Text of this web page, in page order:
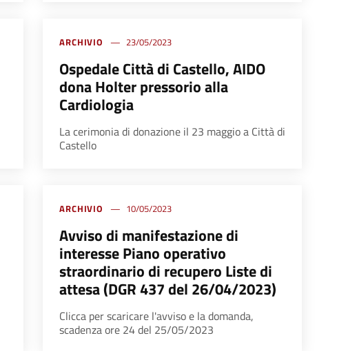
ARCHIVIO 23/05/2023
Ospedale Città di Castello, AIDO
dona Holter pressorio alla
Cardiologia
La cerimonia di donazione il 23 maggio a Città di
Castello
ARCHIVIO 10/05/2023
Avviso di manifestazione di
interesse Piano operativo
straordinario di recupero Liste di
attesa (DGR 437 del 26/04/2023)
Clicca per scaricare l'avviso e la domanda,
scadenza ore 24 del 25/05/2023